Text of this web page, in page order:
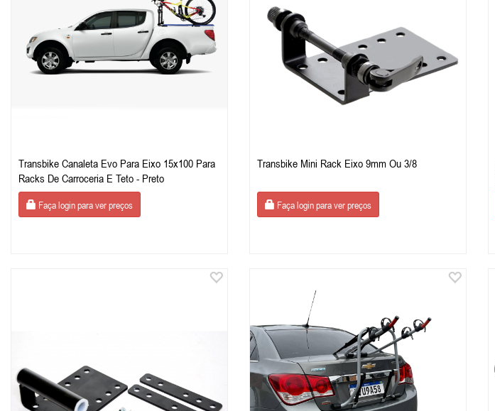
Transbike Canaleta Evo Para Eixo 15x100 Para
Racks De Carroceria E Teto - Preto
Faça login para ver preços
Transbike Mini Rack Eixo 9mm Ou 3/8
Faça login para ver preços